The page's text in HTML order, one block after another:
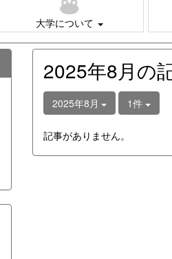
大学について
2025年8月の
2025年8月 1件
記事がありません。